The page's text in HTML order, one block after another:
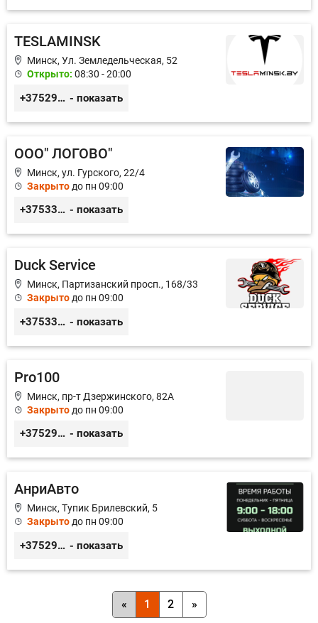
TESLAMINSK
Минск, Ул. Земледельческая, 52
Открыто: 08:30 - 20:00
+375291335101 - показать
ООО" ЛОГОВО"
Минск, ул. Гурского, 22/4
Закрыто до пн 09:00
+375336666742 - показать
Duck Service
Минск, Партизанский просп., 168/33
Закрытодо пн 09:00
+375333416710 - показать
Pro100
Минск, пр-т Дзержинского, 82А
Закрыто до пн 09:00
+375293435656 - показать
АнриАвто
Минск, Тупик Брилевский, 5
Закрытодо пн 09:00
+375297541973 - показать
« 1 2 »